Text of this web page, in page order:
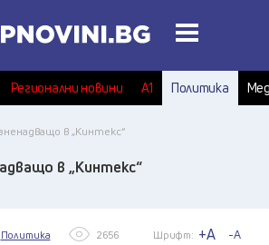
Регионални новини А1 Политика
в „Кинтекс“
в „Кинтекс“
Политика 2656 Шрифт: +A -A